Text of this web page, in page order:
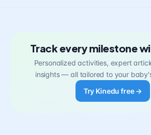
Track every milestone
Personalized activities, expert
insights — all tailored to your
Try Kinedu free →